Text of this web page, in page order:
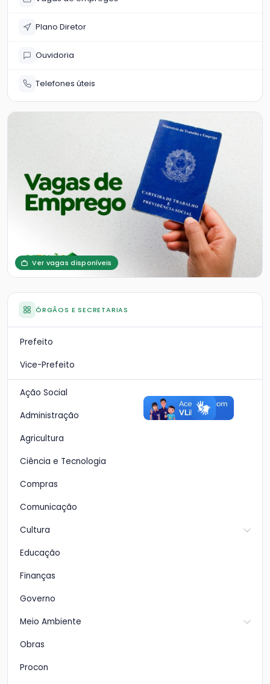
Plano Diretor
Ouvidoria
Telefones úteis
Ver vagas disponíveis
ÓRGÃOS E SECRETARIAS
Prefeito
Vice-Prefeito
Ação Social
Administração
Agricultura
Ciência e Tecnologia
Compras
Comunicação
Cultura
Educação
Finanças
Governo
Meio Ambiente
Obras
Procon